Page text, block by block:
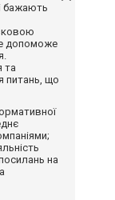
бажають
допоможе
та
питань, що
на